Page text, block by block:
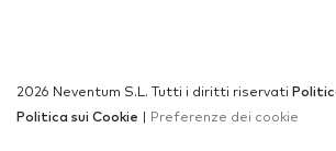
2026 Neventum S.L. Tutti i diritti riservati
Politica sui Cookie
Preferenze dei cookie